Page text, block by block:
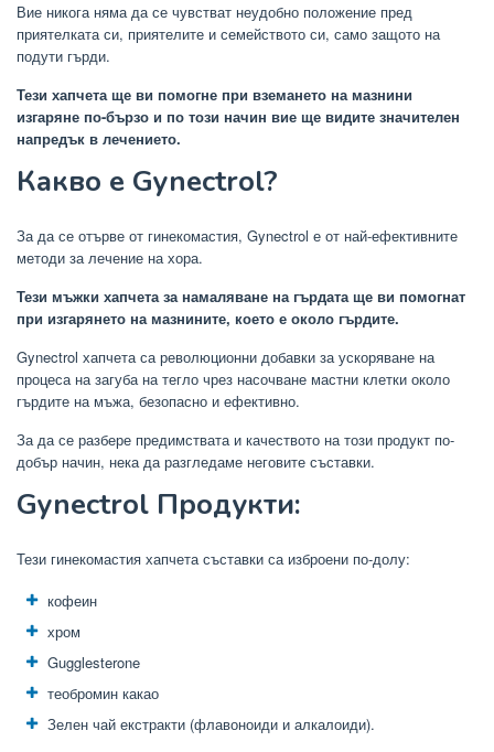
Вие никога няма да се чувстват неудобно положение пред
приятелката си, приятелите и семейството си, само защото на
подути гърди.
Тези хапчета ще ви помогне при вземането на мазнини
изгаряне по-бързо и по този начин вие ще видите значителен
напредък в лечението.
Какво е Gynectrol?
За да се отърве от гинекомастия, Gynectrol е от най-ефективните
методи за лечение на хора.
Тези мъжки хапчета за намаляване на гърдата ще ви помогнат
при изгарянето на мазнините, което е около гърдите.
Gynectrol хапчета са революционни добавки за ускоряване на
процеса на загуба на тегло чрез насочване мастни клетки около
гърдите на мъжа, безопасно и ефективно.
За да се разбере предимствата и качеството на този продукт по-
добър начин, нека да разгледаме неговите съставки.
Gynectrol Продукти:
Тези гинекомастия хапчета съставки са изброени по-долу:
кофеин
хром
Gugglesterone
теобромин какао
Зелен чай екстракти (флавоноиди и алкалоиди).